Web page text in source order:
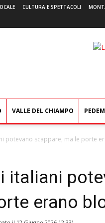
CULTURA E SPETTACOLI
VALLE DEL CHIAMPO
potevano scappare, ma le porte
italiani
erano